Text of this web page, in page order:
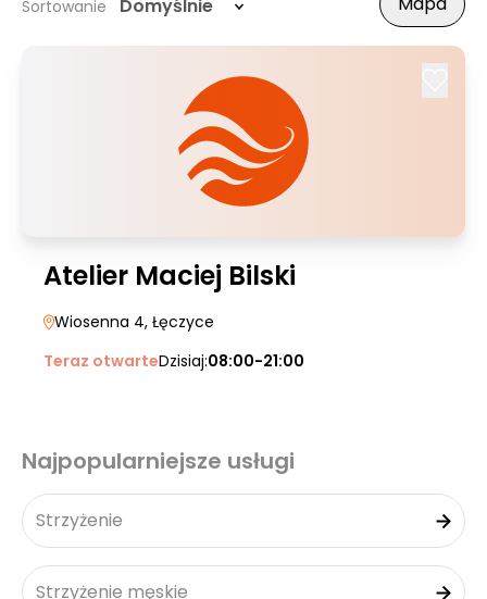
Sortowanie Domyślnie
Atelier Maciej Bilski
Wiosenna 4, Łęczyce
Teraz otwarteDzisiaj:08:00-21:00
Najpopularniejsze usługi
Strzyżenie
Strzyżenie męskie